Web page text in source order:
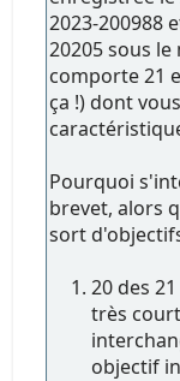
2023-200988
20205 sous le
comporte 21
ça !) dont
Pourquoi
brevet, alors
sort
20 des
très
objectif